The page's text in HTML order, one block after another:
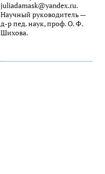
juliadamask@yandex.ru.
Научный руководитель —
д-р пед. наук, проф. О. Ф.
Шихова.